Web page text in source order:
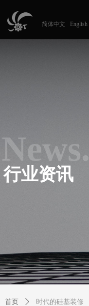
简体中文 English
News.
行业资讯
首页 ꄲ 时代的硅基装修